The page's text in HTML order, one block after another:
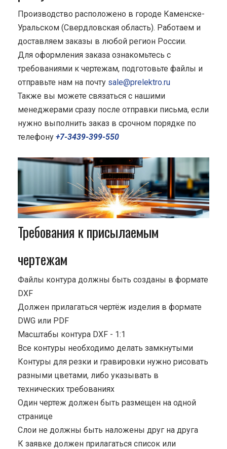
Производство расположено в городе Каменске-
Уральском (Свердловская область). Работаем и
доставляем заказы в любой регион России.
Для оформления заказа ознакомьтесь с
требованиями к чертежам, подготовьте файлы и
отправьте нам на почту sale@prelektro.ru
Также вы можете связаться с нашими
менеджерами сразу после отправки письма, если
нужно выполнить заказ в срочном порядке по
телефону +7-3439-399-550
Требования к присылаемым
чертежам
Файлы контура должны быть созданы в формате
DXF
Должен прилагаться чертёж изделия в формате
DWG или PDF
Масштабы контура DXF - 1:1
Все контуры необходимо делать замкнутыми
Контуры для резки и гравировки нужно рисовать
разными цветами, либо указывать в
технических требованиях
Один чертеж должен быть размещен на одной
странице
Cлои не должны быть наложены друг на друга
К заявке должен прилагаться список или